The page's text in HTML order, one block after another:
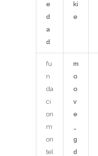
e
d
a
d
ki
e
fu
n
da
ci
on
m
on
tel
m
o
o
v
e
g
d